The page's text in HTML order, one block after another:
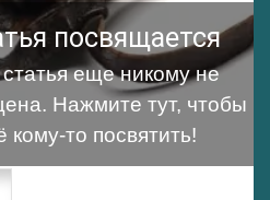
посвящается
еще никому не
Нажмите тут, чтобы
кому-то посвятить!